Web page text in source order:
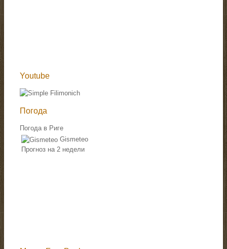
Youtube
Погода
Погода в Риге
Gismeteo
Прогноз на 2 недели